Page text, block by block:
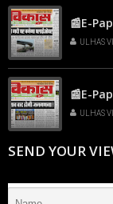
📰E-
ULHAS
📰E-
ULHAS
SEND YOUR